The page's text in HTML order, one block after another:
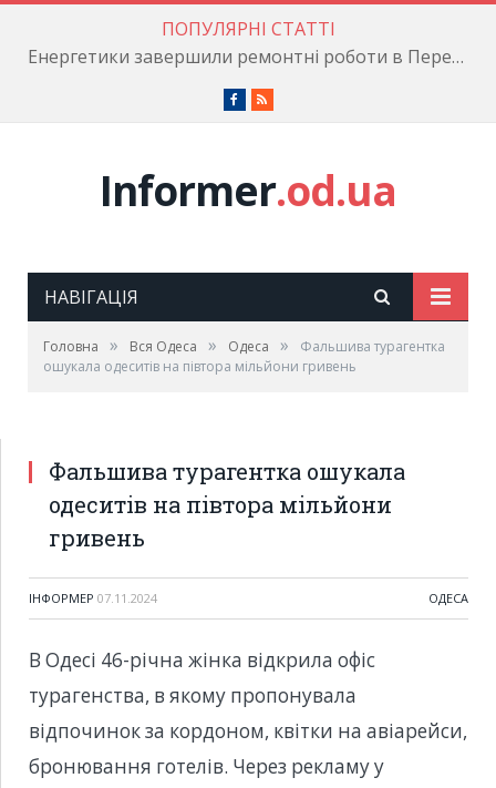
ПОПУЛЯРНІ СТАТТІ
Енергетики завершили ремонтні роботи в Пересипському районі
Facebook
RSS
Informer.od.ua
НАВІГАЦІЯ
Головна » Вся Одеса » Одеса »
Фальшива турагентка
ошукала одеситів на півтора мільйони гривень
Фальшива турагентка ошукала
одеситів на півтора мільйони
гривень
ІНФОРМЕР 07.11.2024 ОДЕСА
В Одесі 46-річна жінка відкрила офіс
турагенства, в якому пропонувала
відпочинок за кордоном, квітки на авіарейси,
бронювання готелів. Через рекламу у